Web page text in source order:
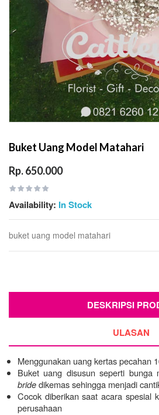
Buket Uang Model Matahari
Rp. 650.000
Availability: In Stock
buket uang model matahari
DESKRIPSI
ULASAN
Menggunakan uang kertas pecahan
Buket uang disusun seperti bunga
bridedikemas sehingga menjadi
Cocok diberikan saat acara spesial
perusahaan